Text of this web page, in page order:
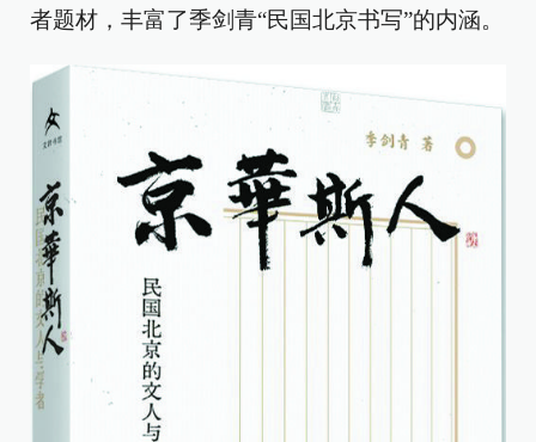
者题材，丰富了季剑青“民国北京书写”的内涵。